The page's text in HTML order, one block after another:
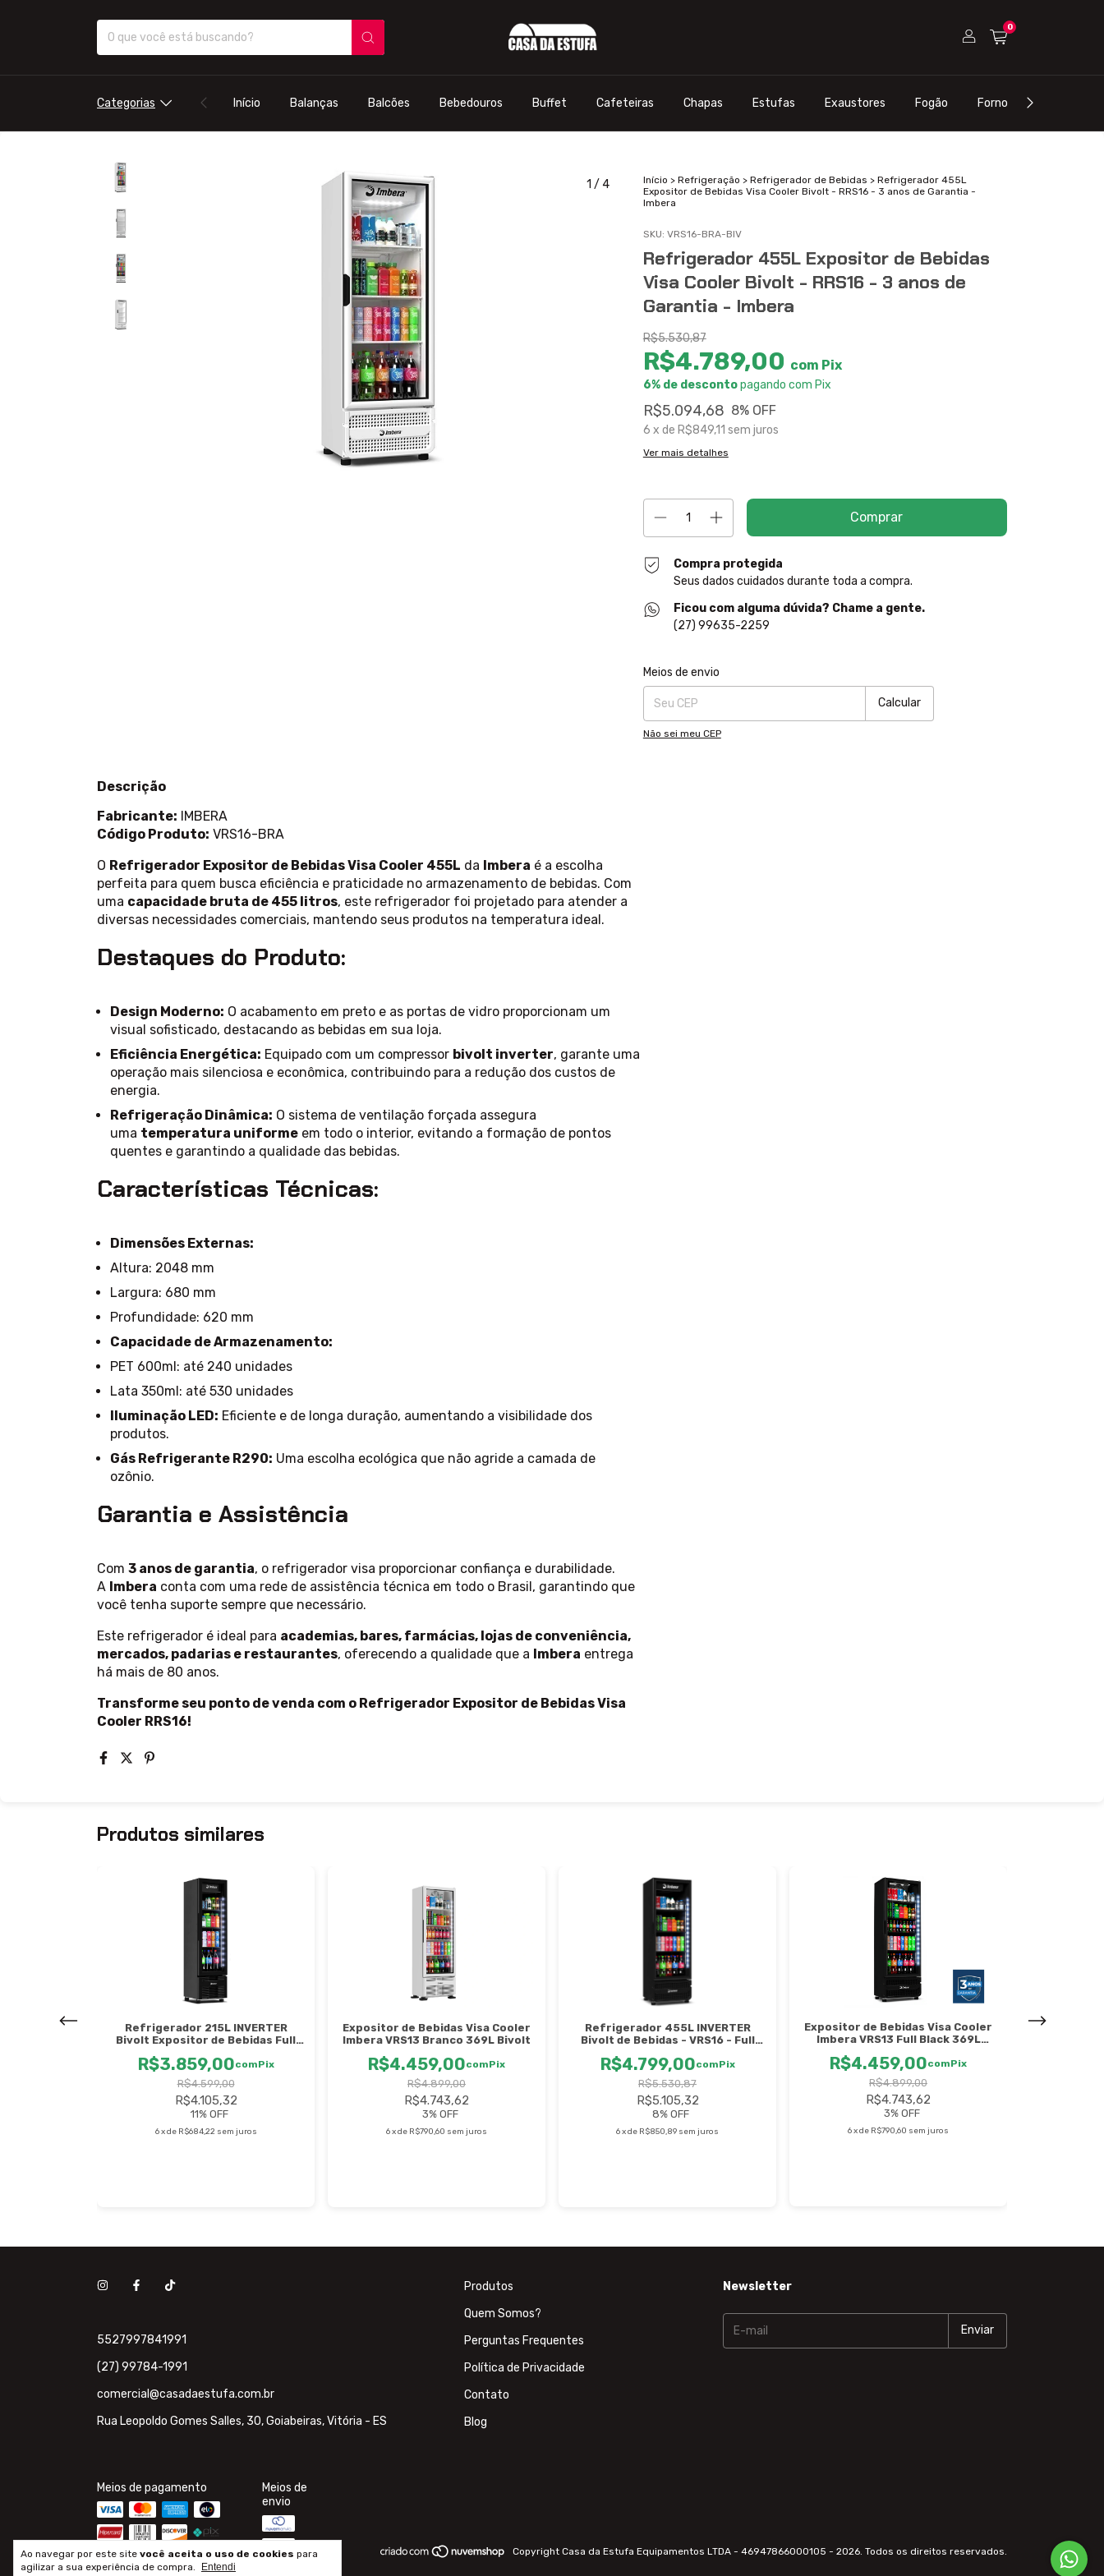
0
Categorias Início Balanças Balcões Bebedouros Buffet Cafeteiras Chapas Estufas Exaustores Fogão Forno
Ao navegar por este site você aceita o uso de cookies para
agilizar a sua experiência de compra.
Entendi
1 / 4 Início > Refrigeração > Refrigerador de Bebidas > Refrigerador 455L
Expositor de Bebidas Visa Cooler Bivolt - RRS16 - 3 anos de Garantia -
Imbera
SKU: VRS16-BRA-BIV
Refrigerador 455L Expositor de Bebidas
Visa Cooler Bivolt - RRS16 - 3 anos de
Garantia - Imbera
R$5.530,87
R$5.094,68 8% OFF
R$4.789,00 com Pix
6 x de R$849,11 sem juros
6% de descontopagando com Pix
Ver mais detalhes
Compra protegida
Seus dados cuidados durante toda a compra.
Ficou com alguma dúvida? Chame a gente.
(27) 99635-2259
Entregas para o CEP:
Meios de envio
Calcular
Não sei meu CEP
Descrição
Fabricante: IMBERA
Código Produto: VRS16-BRA
O Refrigerador Expositor de Bebidas Visa Cooler 455L da Imbera é a escolha
perfeita para quem busca eficiência e praticidade no armazenamento de bebidas. Com
uma capacidade bruta de 455 litros, este refrigerador foi projetado para atender a
diversas necessidades comerciais, mantendo seus produtos na temperatura ideal.
Destaques do Produto:
Design Moderno: O acabamento em preto e as portas de vidro proporcionam um
visual sofisticado, destacando as bebidas em sua loja.
Eficiência Energética: Equipado com um compressor bivolt inverter, garante uma
operação mais silenciosa e econômica, contribuindo para a redução dos custos de
energia.
Refrigeração Dinâmica: O sistema de ventilação forçada assegura
uma temperatura uniforme em todo o interior, evitando a formação de pontos
quentes e garantindo a qualidade das bebidas.
Características Técnicas:
Dimensões Externas:
Altura: 2048 mm
Largura: 680 mm
Profundidade: 620 mm
Capacidade de Armazenamento:
PET 600ml: até 240 unidades
Lata 350ml: até 530 unidades
Iluminação LED: Eficiente e de longa duração, aumentando a visibilidade dos
produtos.
Gás Refrigerante R290: Uma escolha ecológica que não agride a camada de
ozônio.
Garantia e Assistência
Com 3 anos de garantia, o refrigerador visa proporcionar confiança e durabilidade.
A Imbera conta com uma rede de assistência técnica em todo o Brasil, garantindo que
você tenha suporte sempre que necessário.
Este refrigerador é ideal para academias, bares, farmácias, lojas de conveniência,
mercados, padarias e restaurantes, oferecendo a qualidade que a Imbera entrega
há mais de 80 anos.
Transforme seu ponto de venda com o Refrigerador Expositor de Bebidas Visa
Cooler RRS16!
Produtos similares
4 Portas
Refrigerador 215L INVERTER
Bivolt Expositor de Bebidas Full
Imbera
R$4.105,32
R$4.599,00
11% OFF
6 xde R$684,22 sem juros
R$3.859,00comPix
Expositor de Bebidas Visa Cooler
Imbera VRS13 Branco 369L Bivolt
R$4.743,62
R$4.899,00
3% OFF
6xde R$790,60 sem juros
R$4.459,00comPix
Refrigerador 455L INVERTER
Bivolt de Bebidas - VRS16 - Full
Imbera
R$5.105,32
R$5.530,87
8% OFF
6xde R$850,89 sem juros
R$4.799,00comPix
Expositor de Bebidas Visa Cooler
Imbera VRS13 Full Black 369L
R$4.743,62
R$4.899,00
3% OFF
6xde R$790,60 sem juros
R$4.459,00comPix
5527997841991
(27) 99784-1991
comercial@casadaestufa.com.br
Rua Leopoldo Gomes Salles, 30, Goiabeiras, Vitória - ES
Produtos
Quem Somos?
Perguntas Frequentes
Política de Privacidade
Contato
Blog
Newsletter
Meios de pagamento
Meios de
envio
Copyright Casa da Estufa Equipamentos LTDA - 46947866000105 - 2026. Todos os direitos reservados.